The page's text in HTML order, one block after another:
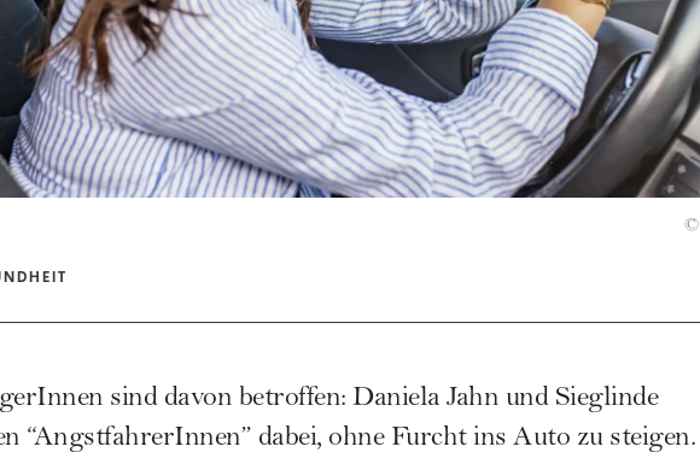
©
sind davon betroffen: Daniela Jahn und Sieglinde
“AngstfahrerInnen” dabei, ohne Furcht ins Auto zu steigen.